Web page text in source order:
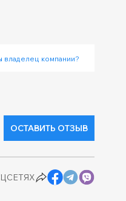
владелец компании?
ОСТАВИТЬ ОТЗЫВ